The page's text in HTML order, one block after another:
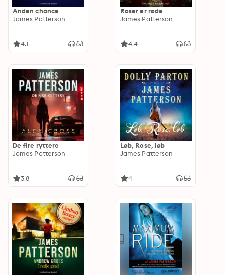
Anden chance
James Patterson
4.1
Roser er røde
James Patterson
4.4
De fire ryttere
James Patterson
3.8
Løb, Rose, løb
James Patterson
4